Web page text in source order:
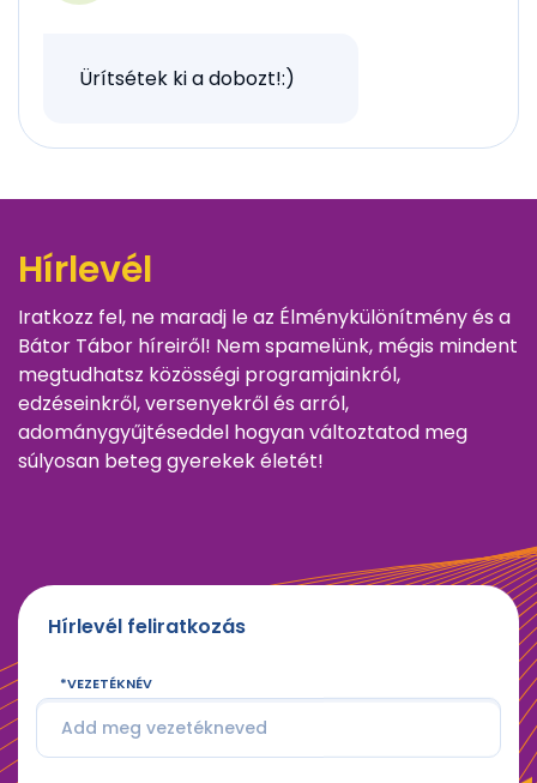
Ürítsétek ki a dobozt!:)
Hírlevél
Iratkozz fel, ne maradj le az Élménykülönítmény és a
Bátor Tábor híreiről! Nem spamelünk, mégis mindent
megtudhatsz közösségi programjainkról,
edzéseinkről, versenyekről és arról,
adománygyűjtéseddel hogyan változtatod meg
súlyosan beteg gyerekek életét!
Hírlevél feliratkozás
VEZETÉKNÉV